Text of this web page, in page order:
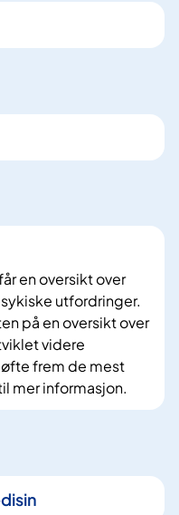
en oversikt over
utfordringer.
på en oversikt over
videre
frem de mest
mer informasjon.